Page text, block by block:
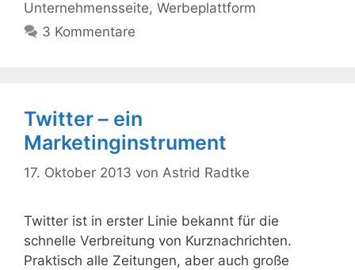
Unternehmensseite, Werbeplattform
3 Kommentare
Twitter – ein
Marketinginstrument
17. Oktober 2013 von Astrid Radtke
Twitter ist in erster Linie bekannt für die
schnelle Verbreitung von Kurznachrichten.
Praktisch alle Zeitungen, aber auch große